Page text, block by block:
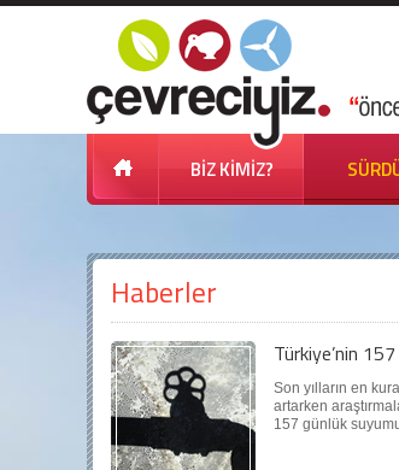
BİZ KİMİZ?
Haberler
Türkiye’nin
Son yılların en
artarken
157 günlük